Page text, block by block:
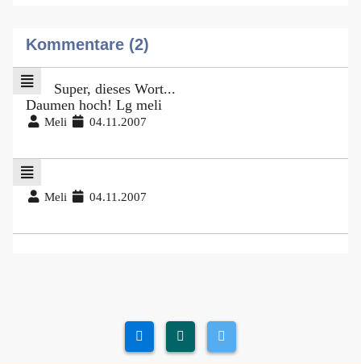
Kommentare (2)
Super, dieses Wort...
Daumen hoch! Lg meli
Meli 04.11.2007
Meli 04.11.2007